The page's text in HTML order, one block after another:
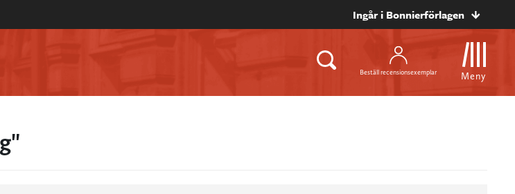
Ingår i Bonnierförlagen
Beställ recensionsexemplar Meny